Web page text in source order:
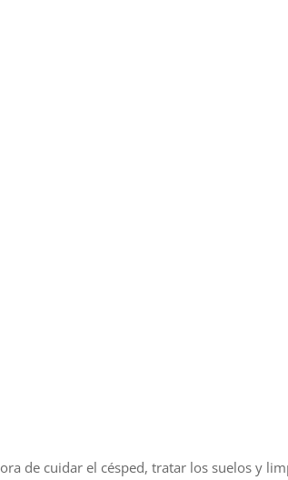
de cuidar el césped, tratar los suelos y